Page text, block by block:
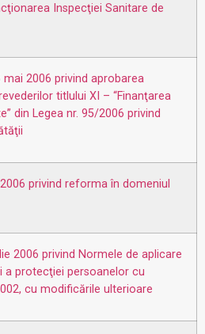
Inspecţiei Sanitare de
mai 2006 privind aprobarea
titlului XI – “Finanţarea
din Legea nr. 95/2006 privind
privind reforma în domeniul
2006 privind Normele de aplicare
a protecţiei persoanelor cu
cu modificările ulterioare